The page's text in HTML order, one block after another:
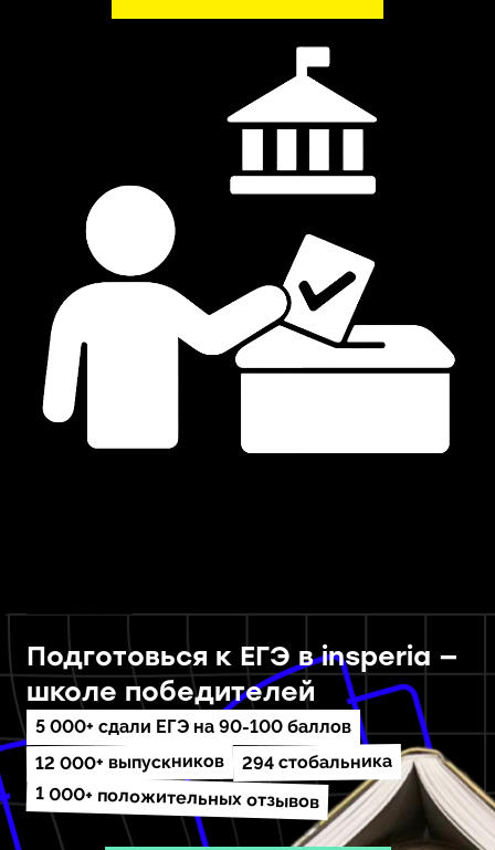
Подготовься к ЕГЭ в insperia —
школе победителей
5 000+ сдали ЕГЭ на 90-100 баллов
12 000+ выпускников 294 стобальника
1 000+ положительных отзывов